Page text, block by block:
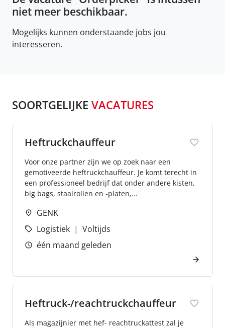
niet meer beschikbaar.
Mogelijks kunnen onderstaande jobs jou
interesseren.
SOORTGELIJKE VACATURES
Heftruckchauffeur
Voor onze partner zijn we op zoek naar een
gemotiveerde heftruckchauffeur. Je komt terecht in
een professioneel bedrijf dat onder andere kisten,
big bags, staalrollen en -platen,...
GENK
Logistiek
Voltijds
één maand geleden
Heftruck-/reachtruckchauffeur
Als magazijnier met hef- reachtruckattest zal je